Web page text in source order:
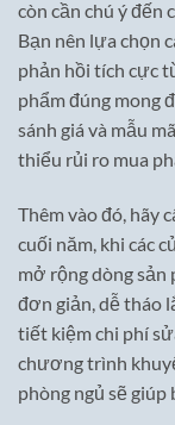
còn cần chú ý đến
Bạn nên lựa chọn
phản hồi tích cực
phẩm đúng mong
sánh giá và mẫu
thiểu rủi ro mua
Thêm vào đó, hãy
cuối năm, khi các
mở rộng dòng sản
đơn giản, dễ tháo
tiết kiệm chi phí
chương trình
phòng ngủ sẽ